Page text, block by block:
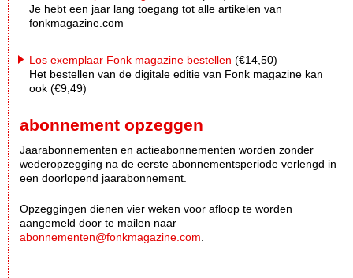
Je hebt een jaar lang toegang tot alle artikelen van
fonkmagazine.com
Los exemplaar Fonk magazine bestellen (€14,50)
Het bestellen van de digitale editie van Fonk magazine kan
ook (€9,49)
abonnement opzeggen
Jaarabonnementen en actieabonnementen worden zonder
wederopzegging na de eerste abonnementsperiode verlengd in
een doorlopend jaarabonnement.
Opzeggingen dienen vier weken voor afloop te worden
aangemeld door te mailen naar
abonnementen@fonkmagazine.com